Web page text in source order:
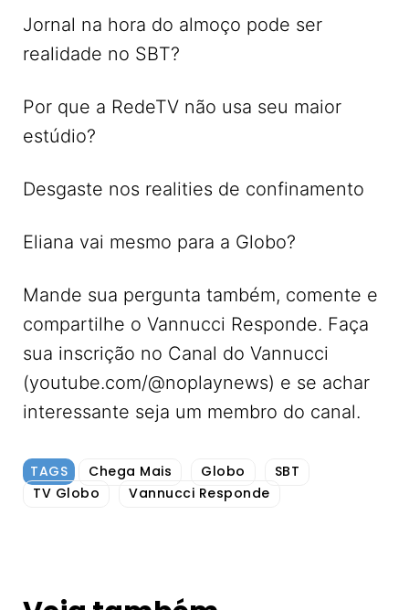
Jornal na hora do almoço pode ser
realidade no SBT?
Por que a RedeTV não usa seu maior
estúdio?
Desgaste nos realities de confinamento
Eliana vai mesmo para a Globo?
Mande sua pergunta também, comente e
compartilhe o Vannucci Responde. Faça
sua inscrição no Canal do Vannucci
(youtube.com/@noplaynews) e se achar
interessante seja um membro do canal.
TAGS Chega Mais Globo
SBT
TV Globo
Vannucci Responde